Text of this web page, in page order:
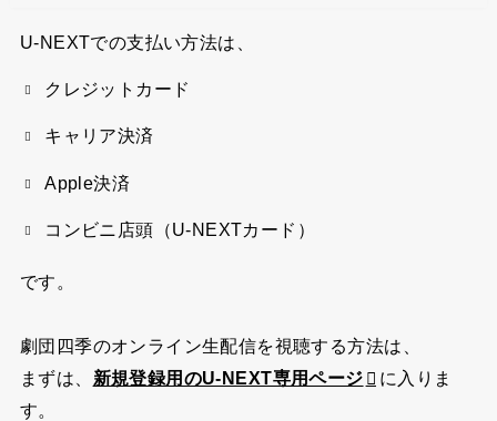
U-NEXTでの支払い方法は、
クレジットカード
キャリア決済
Apple決済
コンビニ店頭（U-NEXTカード）
です。
劇団四季のオンライン生配信を視聴する方法は、
まずは、 新規登録用のU-NEXT専用ページ
に入りま
す。